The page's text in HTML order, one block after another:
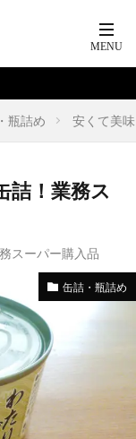
瓶詰め 安くて美
詰！業務ス
スーパー購入品
缶詰・瓶詰め